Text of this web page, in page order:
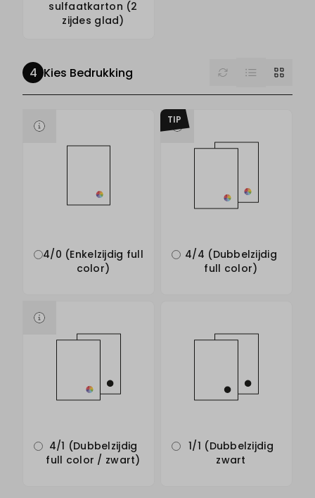
sulfaatkarton (2
zijdes glad)
Kies Bedrukking Reset List Grid
4/0 (Enkelzijdig full
color)
TIP
4/4 (Dubbelzijdig
full color)
4/1 (Dubbelzijdig
full color / zwart)
1/1 (Dubbelzijdig
zwart